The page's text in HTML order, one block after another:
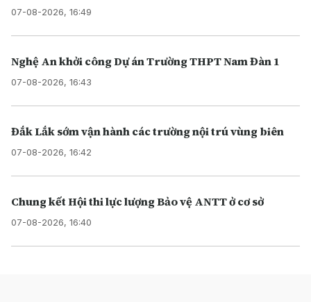
07-08-2026, 16:49
Nghệ An khởi công Dự án Trường THPT Nam Đàn 1
07-08-2026, 16:43
Đắk Lắk sớm vận hành các trường nội trú vùng biên
07-08-2026, 16:42
Chung kết Hội thi lực lượng Bảo vệ ANTT ở cơ sở
07-08-2026, 16:40